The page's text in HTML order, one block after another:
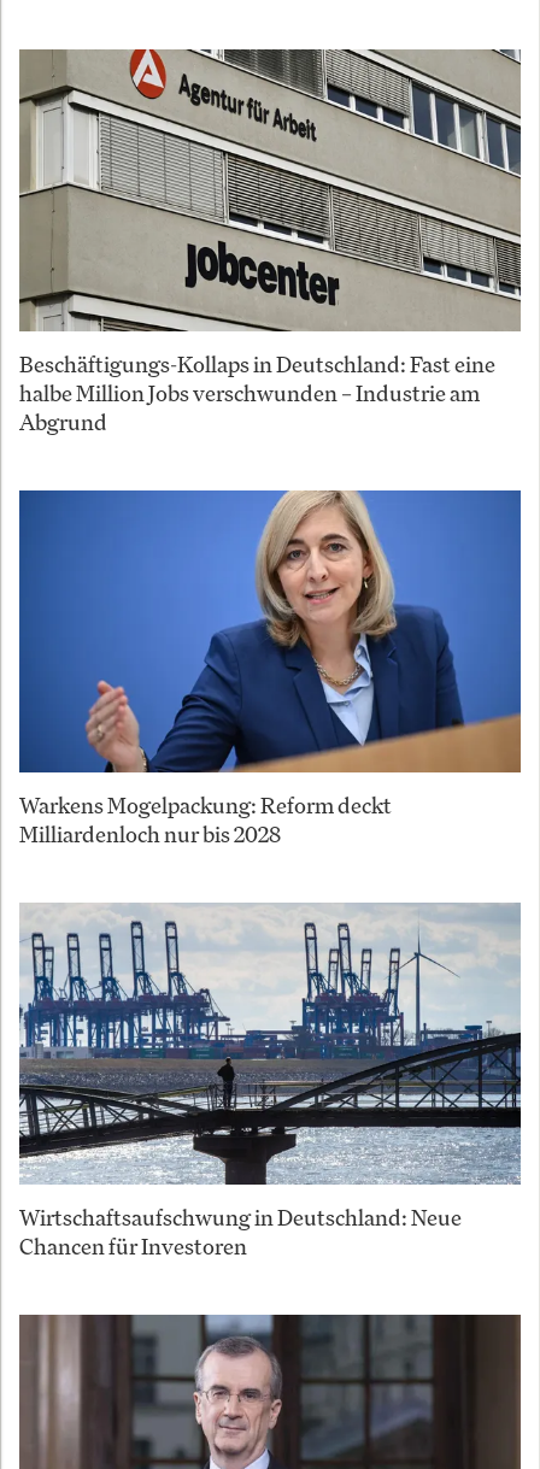
Beschäftigungs-Kollaps in Deutschland: Fast eine
halbe Million Jobs verschwunden – Industrie am
Abgrund
Warkens Mogelpackung: Reform deckt
Milliardenloch nur bis 2028
Wirtschaftsaufschwung in Deutschland: Neue
Chancen für Investoren